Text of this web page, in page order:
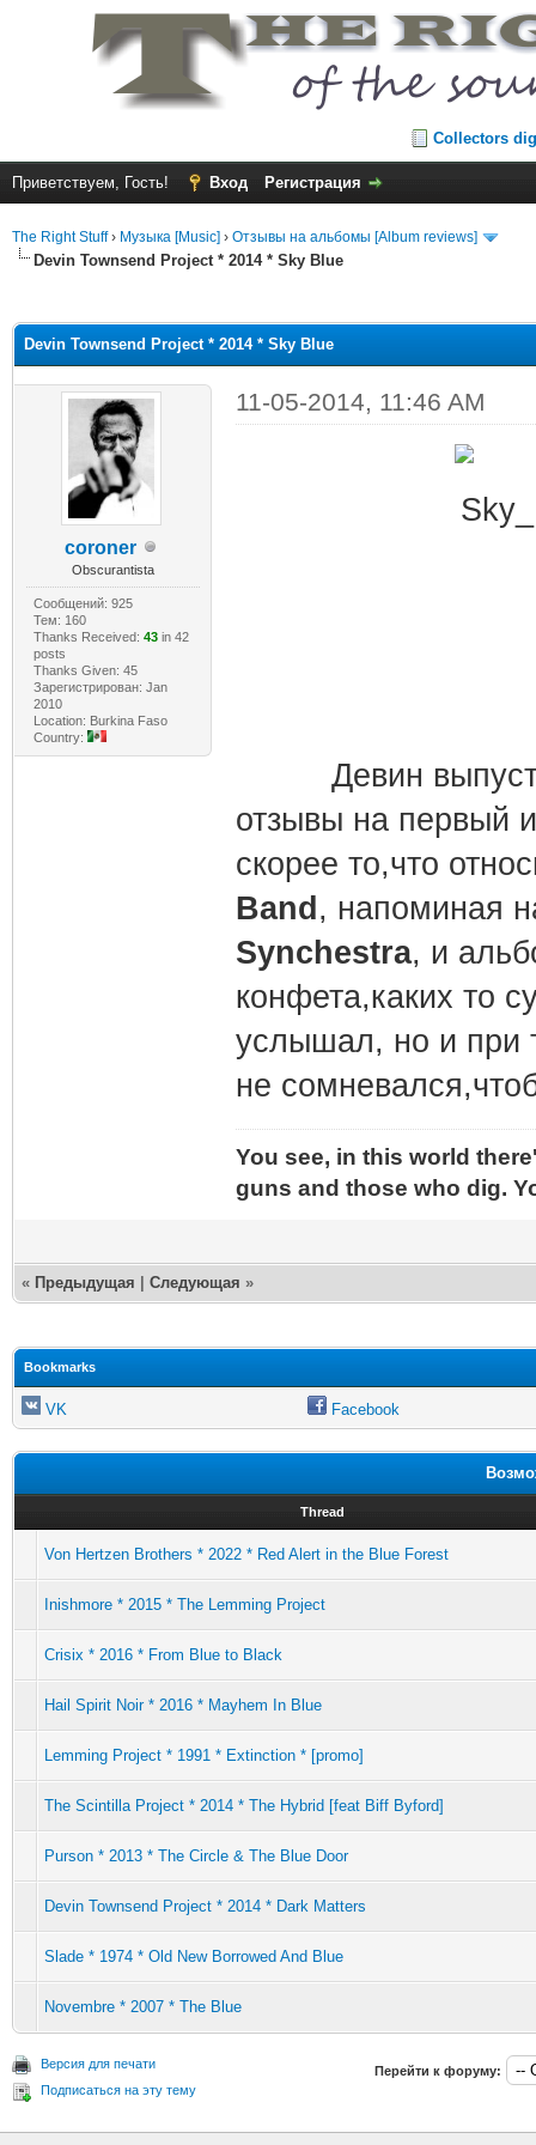
Collectors
Приветствуем, Гость! Вход Регистрация
The Right Stuff› Музыка [Music] › Отзывы на альбомы [Album reviews]
Devin Townsend Project * 2014 * Sky Blue
Devin Townsend Project * 2014 * Sky Blue
coroner
Obscurantista
Сообщений: 925
Тем: 160
Thanks Received: 43in 42
posts
Thanks Given: 45
Зарегистрирован: Jan
2010
Location: Burkina Faso
Country:
11-05-2014, 11:46 AM
Девин выпустил
отзывы на первый
скорее то,что
Band , напоминая
Synchestra, и
конфета,каких то
услышал, но и при
не
You see, in this world
guns and those who dig.
« Предыдущая Следующая »
Bookmarks
VK Facebook
Thread
Von Hertzen Brothers * 2022 * Red Alert in the Blue Forest
Inishmore * 2015 * The Lemming Project
Crisix * 2016 * From Blue to Black
Hail Spirit Noir * 2016 * Mayhem In Blue
Lemming Project * 1991 * Extinction * [promo]
The Scintilla Project * 2014 * The Hybrid [feat Biff Byford]
Purson * 2013 * The Circle & The Blue Door
Devin Townsend Project * 2014 * Dark Matters
Slade * 1974 * Old New Borrowed And Blue
Novembre * 2007 * The Blue
Версия для печати
Подписаться на эту тему
Перейти к форуму: